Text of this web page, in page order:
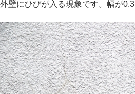
外壁にひびが入る現象です。幅が